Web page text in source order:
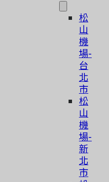
松
山
機
場-
台
北
市
松
山
機
場-
新
北
市